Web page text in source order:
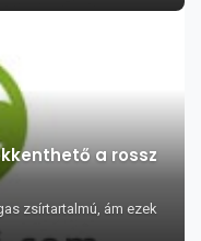
a rossz
zsírtartalmú, ám ezek